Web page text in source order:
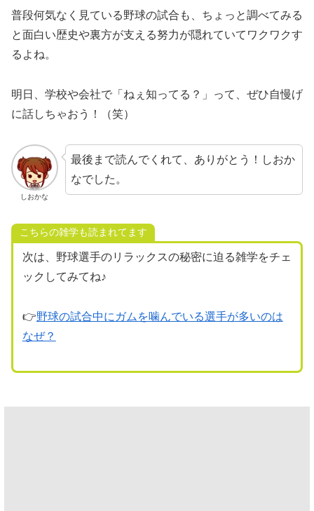
普段何気なく見ている野球の試合も、ちょっと調べてみる
と面白い歴史や裏方が支える努力が隠れていてワクワクす
るよね。
明日、学校や会社で「ねぇ知ってる？」って、ぜひ自慢げ
に話しちゃおう！（笑）
しおかな
最後まで読んでくれて、ありがとう！しおか
なでした。
こちらの雑学も読まれてます
次は、野球選手のリラックスの秘密に迫る雑学をチェ
ックしてみてね♪
👉野球の試合中にガムを噛んでいる選手が多いのは
なぜ？